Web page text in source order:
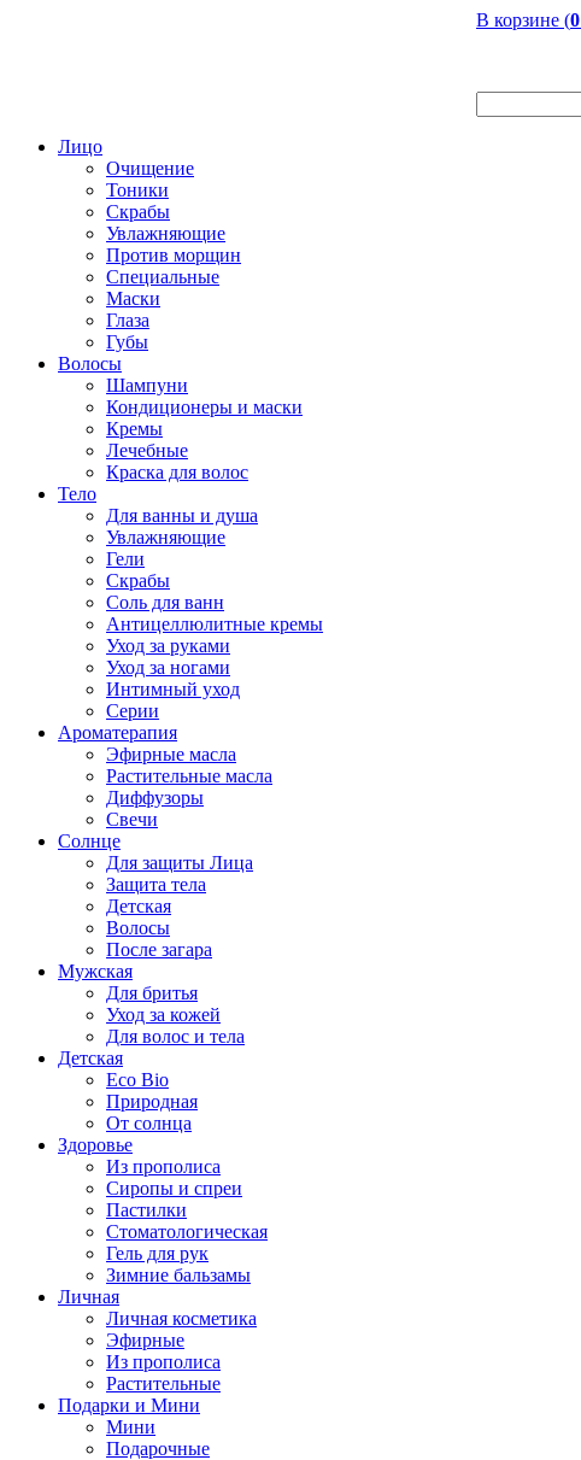
В корзине (0
Лицо
Очищение
Тоники
Скрабы
Увлажняющие
Против морщин
Специальные
Маски
Глаза
Губы
Волосы
Шампуни
Кондиционеры и маски
Кремы
Лечебные
Краска для волос
Тело
Для ванны и душа
Увлажняющие
Гели
Скрабы
Соль для ванн
Антицеллюлитные кремы
Уход за руками
Уход за ногами
Интимный уход
Серии
Ароматерапия
Эфирные масла
Растительные масла
Диффузоры
Свечи
Солнце
Для защиты Лица
Защита тела
Детская
Волосы
После загара
Мужская
Для бритья
Уход за кожей
Для волос и тела
Детская
Eco Bio
Природная
От солнца
Здоровье
Из прополиса
Сиропы и спреи
Пастилки
Стоматологическая
Гель для рук
Зимние бальзамы
Личная
Личная косметика
Эфирные
Из прополиса
Растительные
Подарки и Мини
Мини
Подарочные